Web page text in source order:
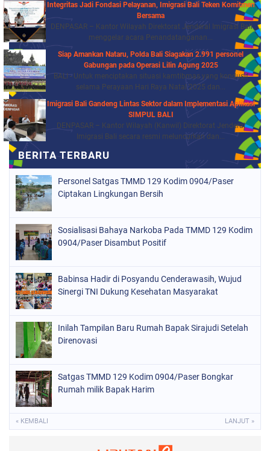
Integritas Jadi Fondasi Pelayanan, Imigrasi Bali Teken Komitmen
Bersama
DENPASAR – Kantor Wilayah Direktorat Jenderal Imigrasi Bali
menggelar acara Penandatanganan...
Siap Amankan Nataru, Polda Bali Siagakan 2.991 personel
Gabungan pada Operasi Lilin Agung 2025
BALI - Untuk menciptakan situasi kamtibmas yang kondusif
selama Perayaan Hari Raya Natal 2025 dan...
Imigrasi Bali Gandeng Lintas Sektor dalam Implementasi Aplikasi
SIMPUL BALI
DENPASAR – Kantor Wilayah (Kanwil) Direktorat Jenderal
Imigrasi Bali secara resmi meluncurkan dan...
Personel Satgas TMMD 129 Kodim 0904/Paser
Ciptakan Lingkungan Bersih
Sosialisasi Bahaya Narkoba Pada TMMD 129 Kodim
0904/Paser Disambut Positif
Babinsa Hadir di Posyandu Cenderawasih, Wujud
Sinergi TNI Dukung Kesehatan Masyarakat
Inilah Tampilan Baru Rumah Bapak Sirajudi Setelah
Direnovasi
Satgas TMMD 129 Kodim 0904/Paser Bongkar
Rumah milik Bapak Harim
« KEMBALI LANJUT »